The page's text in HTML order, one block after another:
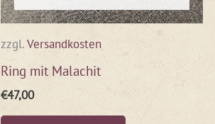
zzgl.Versandkosten
Ring mit Malachit
€47,00